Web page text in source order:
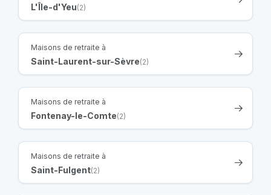
L'Île-d'Yeu(2)
Maisons de retraite à
Saint-Laurent-sur-Sèvre(2)
Maisons de retraite à
Fontenay-le-Comte(2)
Maisons de retraite à
Saint-Fulgent(2)